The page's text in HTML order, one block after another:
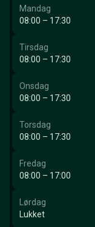
Mandag
08:00 – 17:30
Tirsdag
08:00 – 17:30
Onsdag
08:00 – 17:30
Torsdag
08:00 – 17:30
Fredag
08:00 – 17:00
Lørdag
Lukket